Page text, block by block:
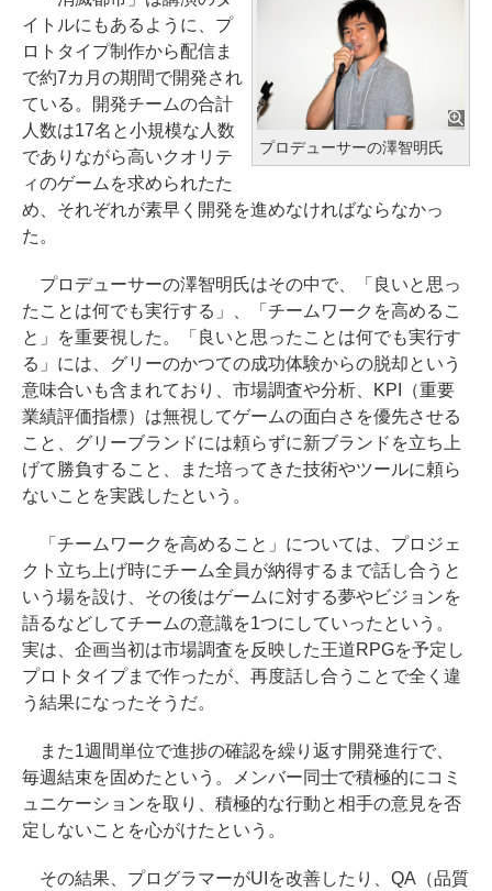
プロデューサーの澤智明氏
イトルにもあるように、プ
ロトタイプ制作から配信ま
で約7カ月の期間で開発され
ている。開発チームの合計
人数は17名と小規模な人数
でありながら高いクオリテ
ィのゲームを求められたた
め、それぞれが素早く開発を進めなければならなかっ
た。
プロデューサーの澤智明氏はその中で、「良いと思っ
たことは何でも実行する」、「チームワークを高めるこ
と」を重要視した。「良いと思ったことは何でも実行す
る」には、グリーのかつての成功体験からの脱却という
意味合いも含まれており、市場調査や分析、KPI（重要
業績評価指標）は無視してゲームの面白さを優先させる
こと、グリーブランドには頼らずに新ブランドを立ち上
げて勝負すること、また培ってきた技術やツールに頼ら
ないことを実践したという。
「チームワークを高めること」については、プロジェ
クト立ち上げ時にチーム全員が納得するまで話し合うと
いう場を設け、その後はゲームに対する夢やビジョンを
語るなどしてチームの意識を1つにしていったという。
実は、企画当初は市場調査を反映した王道RPGを予定し
プロトタイプまで作ったが、再度話し合うことで全く違
う結果になったそうだ。
また1週間単位で進捗の確認を繰り返す開発進行で、
毎週結束を固めたという。メンバー同士で積極的にコミ
ュニケーションを取り、積極的な行動と相手の意見を否
定しないことを心がけたという。
その結果、プログラマーがUIを改善したり、QA（品質